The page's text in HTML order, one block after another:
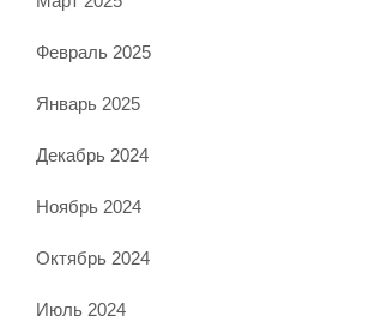
Февраль 2025
Январь 2025
Декабрь 2024
Ноябрь 2024
Октябрь 2024
Июль 2024